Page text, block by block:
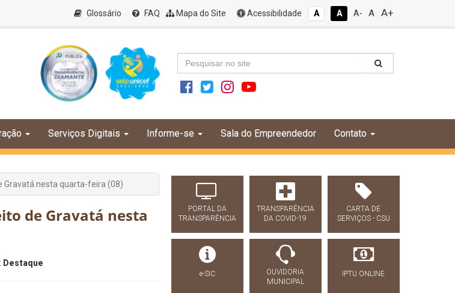
Glossário FAQ Mapa do Site Acessibilidade A A A- A A+
Serviços Digitais Informe-se Sala do Empreendedor Contato
Gravatá nesta quarta-feira (08)
de Gravatá nesta
Destaque
PORTAL DA
TRANSPARÊNCIA
TRANSPARÊNCIA
DA COVID-19
CARTA DE
SERVIÇOS - CSU
e-SIC
OUVIDORIA
MUNICIPAL
IPTU ONLINE